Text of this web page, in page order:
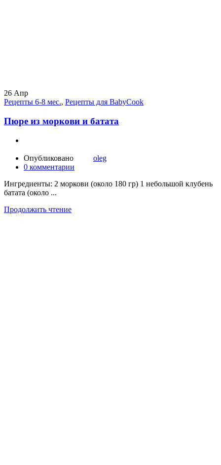
26 Апр
Рецепты 6-8 мес., Рецепты для BabyCook
Пюре из моркови и батата
Опубликовано
oleg
0 комментарии
Ингредиенты: 2 моркови (около 180 гр) 1 небольшой клубень
батата (около ...
Продолжить чтение